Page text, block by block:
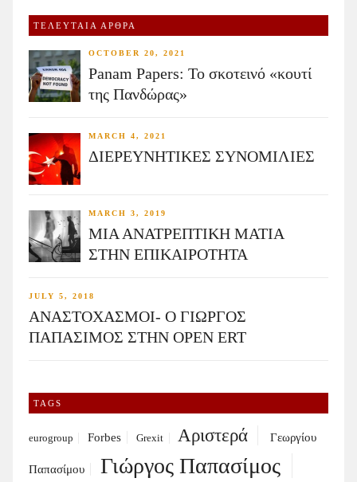
ΤΕΛΕΥΤΑΙΑ ΑΡΘΡΑ
OCTOBER 20, 2021
Panam Papers: Το σκοτεινό «κουτί
της Πανδώρας»
MARCH 4, 2021
ΔΙΕΡΕΥΝΗΤΙΚΕΣ ΣΥΝΟΜΙΛΙΕΣ
MARCH 3, 2019
ΜΙΑ ΑΝΑΤΡΕΠΤΙΚΗ ΜΑΤΙΑ
ΣΤΗΝ ΕΠΙΚΑΙΡΟΤΗΤΑ
JULY 5, 2018
ΑΝΑΣΤΟΧΑΣΜΟΙ- Ο ΓΙΩΡΓΟΣ
ΠΑΠΑΣΙΜΟΣ ΣΤΗΝ OPEN ERT
TAGS
eurogroup Forbes Grexit Αριστερά Γεωργίου
Παπασίμου Γιώργος Παπασίμος